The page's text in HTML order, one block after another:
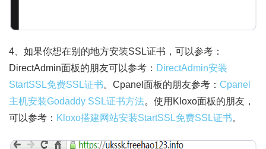
4、如果你想在别的地方安装SSL证书，可以参考：
DirectAdmin面板的朋友可以参考： DirectAdmin安装
StartSSL免费SSL证书。Cpanel面板的朋友参考： Cpanel
主机安装Godaddy SSL证书方法。使用Kloxo面板的朋友，
可以参考： Kloxo搭建网站安装StartSSL免费SSL证书。